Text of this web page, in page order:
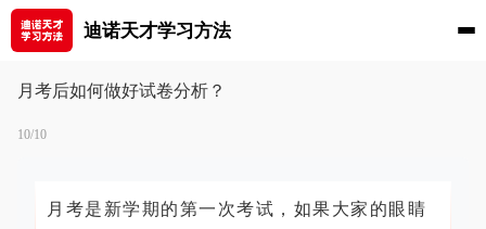
迪诺天才学习方法
月考后如何做好试卷分析？
10/10
月考是新学期的第一次考试，如果大家的眼睛